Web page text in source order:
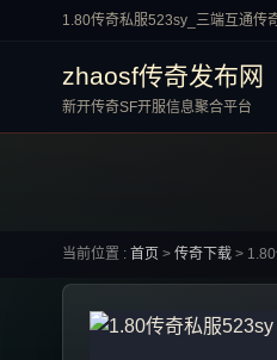
1.80传奇私服523sy_三端互通传
zhaosf传奇发布网
新开传奇SF开服信息聚合平台
当前位置 : 首页 > 传奇下载 >